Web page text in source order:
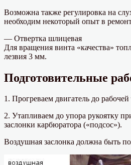
Возможна также регулировка на
необходим некоторый опыт в
— Отвертка шлицевая
Для вращения винта «качества»
лезвия 3 мм.
Подготовительные
1. Прогреваем двигатель до
2. Утапливаем до упора рукоятку
заслонки карбюратора («подсос»).
Воздушная заслонка должна быть